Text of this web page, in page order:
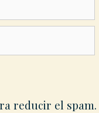
reducir el spam.